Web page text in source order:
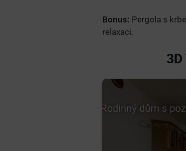
Bonus: Pergola s
relaxaci.
3D